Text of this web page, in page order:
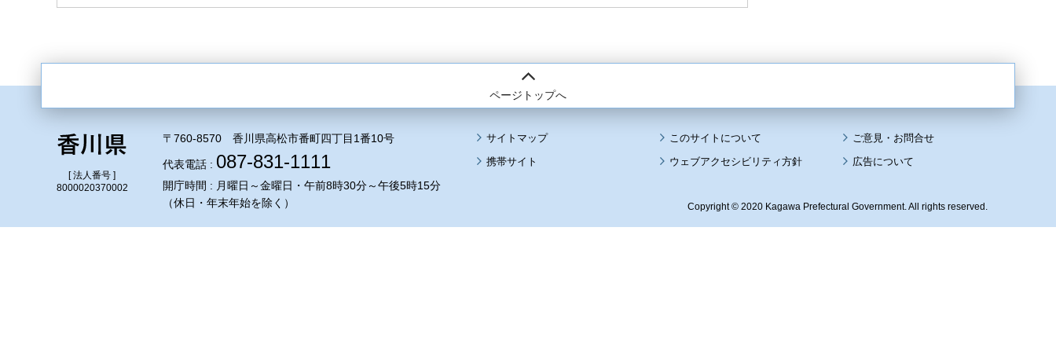
ページトップへ
[ 法人番号 ]
8000020370002
〒760-8570 香川県高松市番町四丁目1番10号
代表電話 : 087-831-1111
開庁時間 : 月曜日～金曜日・午前8時30分～午後5時15分
（休日・年末年始を除く）
サイトマップ
このサイトについて
携帯サイト
ウェブアクセシビリティ方針 広告について
Copyright © 2020 Kagawa Prefectural Government. All rights reserved.